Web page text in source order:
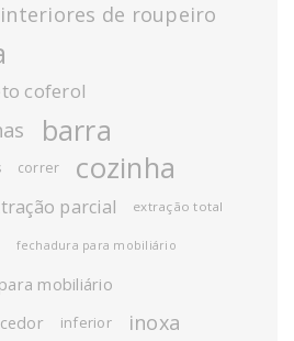
de roupeiro
coferol
barra
correr cozinha
parcial extração total
fechadura para mobiliário
mobiliário
inferior inoxa